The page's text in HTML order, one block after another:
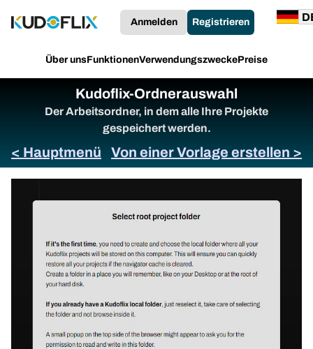
Über unsFunktionenVerwendungszweckePreise
Anmelden Registrieren
Kudoflix-Ordnerauswahl
Der Arbeitsordner, in dem alle Ihre Projekte
gespeichert werden.
< Hauptmenü Von einer Vorlage erstellen >